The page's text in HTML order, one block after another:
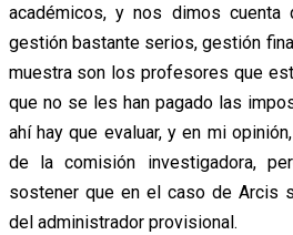
académicos, y nos dimos
gestión bastante serios, gestión
muestra son los profesores que
que no se les han pagado las
ahí hay que evaluar, y en mi
de la comisión investigadora,
sostener que en el caso de Arcis
del administrador provisional.